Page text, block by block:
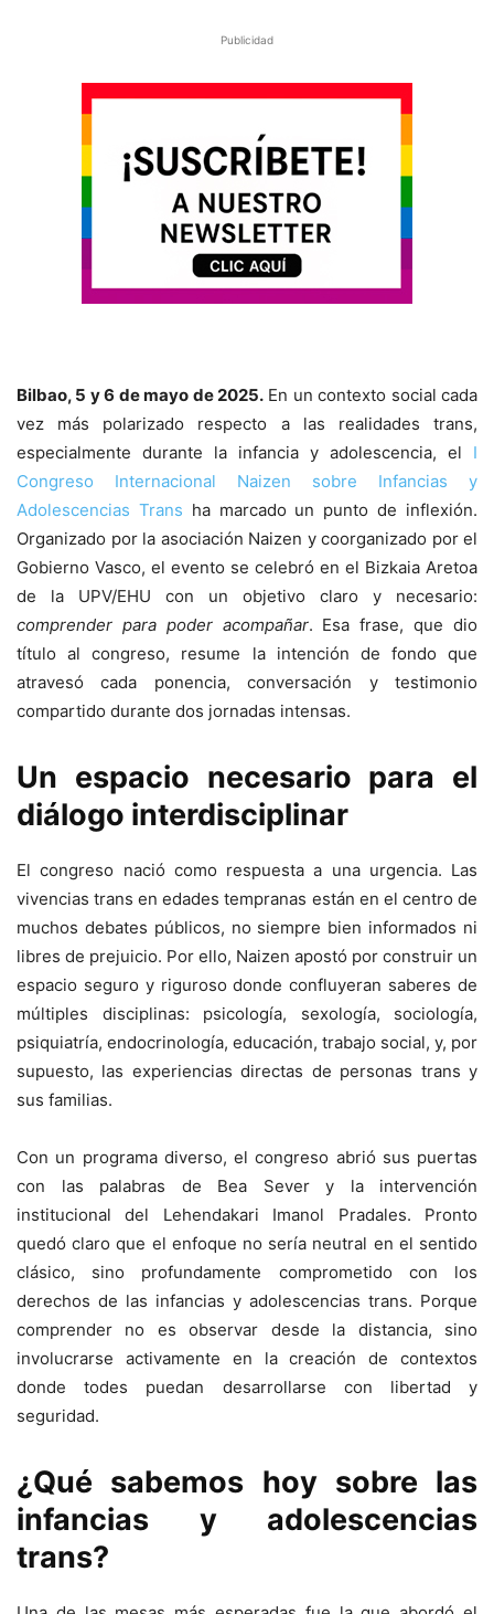
Publicidad
Bilbao, 5 y 6 de mayo de 2025.En un contexto social cada
vez más polarizado respecto a las realidades trans,
especialmente durante la infancia y adolescencia, el I
Congreso Internacional Naizen sobre Infancias y
Adolescencias Trans ha marcado un punto de inflexión.
Organizado por la asociación Naizen y coorganizado por el
Gobierno Vasco, el evento se celebró en el Bizkaia Aretoa
de la UPV/EHU con un objetivo claro y necesario:
comprender para poder acompañar. Esa frase, que dio
título al congreso, resume la intención de fondo que
atravesó cada ponencia, conversación y testimonio
compartido durante dos jornadas intensas.
Un espacio necesario para el
diálogo interdisciplinar
El congreso nació como respuesta a una urgencia. Las
vivencias trans en edades tempranas están en el centro de
muchos debates públicos, no siempre bien informados ni
libres de prejuicio. Por ello, Naizen apostó por construir un
espacio seguro y riguroso donde confluyeran saberes de
múltiples disciplinas: psicología, sexología, sociología,
psiquiatría, endocrinología, educación, trabajo social, y, por
supuesto, las experiencias directas de personas trans y
sus familias.
Con un programa diverso, el congreso abrió sus puertas
con las palabras de Bea Sever y la intervención
institucional del Lehendakari Imanol Pradales. Pronto
quedó claro que el enfoque no sería neutral en el sentido
clásico, sino profundamente comprometido con los
derechos de las infancias y adolescencias trans. Porque
comprender no es observar desde la distancia, sino
involucrarse activamente en la creación de contextos
donde todes puedan desarrollarse con libertad y
seguridad.
¿Qué sabemos hoy sobre las
infancias y adolescencias
trans?